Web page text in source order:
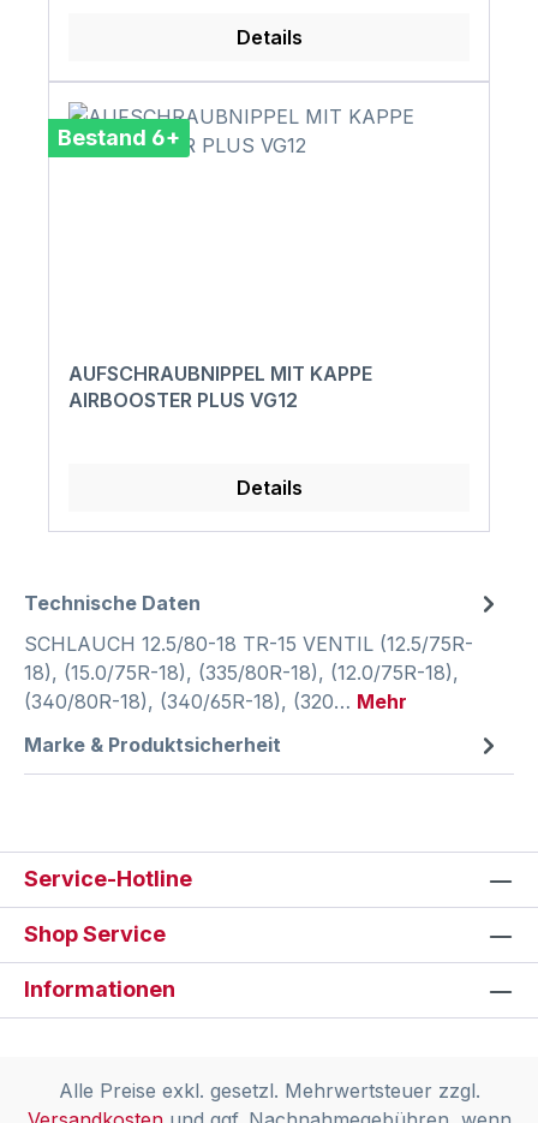
Details
Bestand 6+
AUFSCHRAUBNIPPEL MIT KAPPE
AIRBOOSTER PLUS VG12
Details
Technische Daten
SCHLAUCH 12.5/80-18 TR-15 VENTIL (12.5/75R-
18), (15.0/75R-18), (335/80R-18), (12.0/75R-18),
(340/80R-18), (340/65R-18), (320… Mehr
Marke & Produktsicherheit
Service-Hotline
Shop Service
Informationen
Alle Preise exkl. gesetzl. Mehrwertsteuer zzgl.